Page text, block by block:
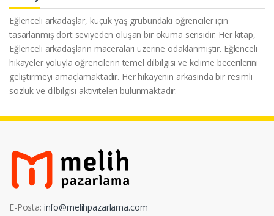
Eğlenceli arkadaşlar, küçük yaş grubundaki öğrenciler için
tasarlanmış dört seviyeden oluşan bir okuma serisidir. Her kitap,
Eğlenceli arkadaşların maceraları üzerine odaklanmıştır. Eğlenceli
hikayeler yoluyla öğrencilerin temel dilbilgisi ve kelime becerilerini
geliştirmeyi amaçlamaktadır. Her hikayenin arkasında bir resimli
sözlük ve dilbilgisi aktiviteleri bulunmaktadır.
E-Posta: info@melihpazarlama.com